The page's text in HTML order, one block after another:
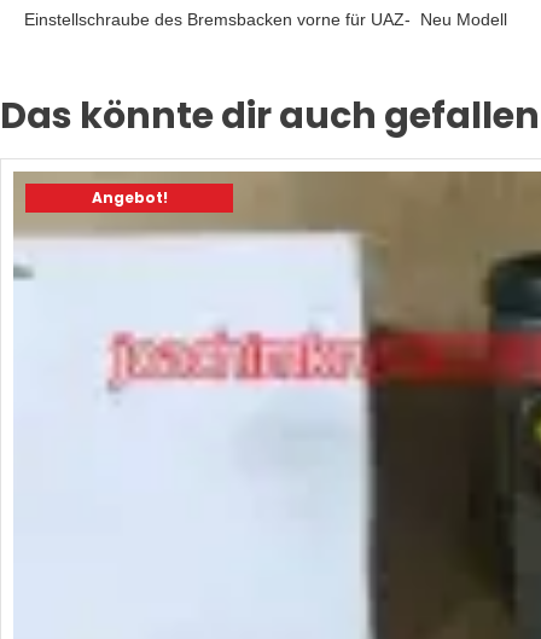
Einstellschraube des Bremsbacken vorne für UAZ- Neu Modell
Das könnte dir auch
Angebot!